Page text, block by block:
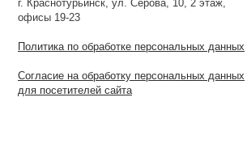
г. Краснотурьинск, ул. Серова, 10, 2 этаж,
офисы 19-23
Политика по обработке персональных данных
Согласие на обработку персональных данных
для посетителей сайта